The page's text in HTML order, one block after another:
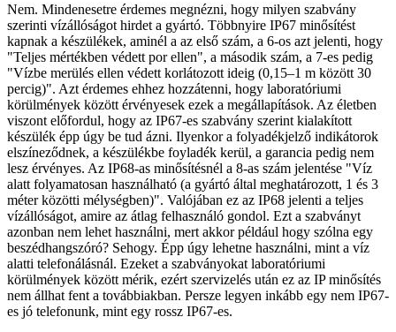
Nem. Mindenesetre érdemes megnézni, hogy milyen szabvány
szerinti vízállóságot hirdet a gyártó. Többnyire IP67 minősítést
kapnak a készülékek, aminél a az első szám, a 6-os azt jelenti, hogy
"Teljes mértékben védett por ellen", a második szám, a 7-es pedig
"Vízbe merülés ellen védett korlátozott ideig (0,15–1 m között 30
percig)". Azt érdemes ehhez hozzátenni, hogy laboratóriumi
körülmények között érvényesek ezek a megállapítások. Az életben
viszont előfordul, hogy az IP67-es szabvány szerint kialakított
készülék épp úgy be tud ázni. Ilyenkor a folyadékjelző indikátorok
elszíneződnek, a készülékbe foyladék kerül, a garancia pedig nem
lesz érvényes. Az IP68-as minősítésnél a 8-as szám jelentése "Víz
alatt folyamatosan használható (a gyártó által meghatározott, 1 és 3
méter közötti mélységben)". Valójában ez az IP68 jelenti a teljes
vízállóságot, amire az átlag felhasználó gondol. Ezt a szabványt
azonban nem lehet használni, mert akkor például hogy szólna egy
beszédhangszóró? Sehogy. Épp úgy lehetne használni, mint a víz
alatti telefonálásnál. Ezeket a szabványokat laboratóriumi
körülmények között mérik, ezért szervizelés után ez az IP minősítés
nem állhat fent a továbbiakban. Persze legyen inkább egy nem IP67-
es jó telefonunk, mint egy rossz IP67-es.